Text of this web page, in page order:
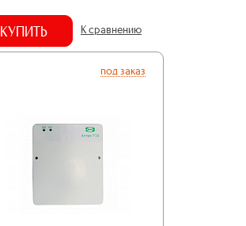
КУПИТЬ К сравнению
под заказ